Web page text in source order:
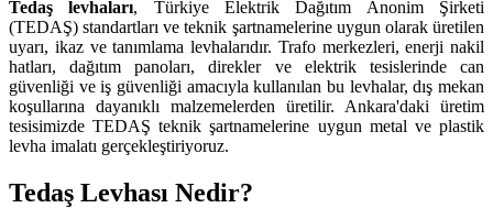
Tedaş levhaları, Türkiye Elektrik Dağıtım Anonim Şirketi
(TEDAŞ) standartları ve teknik şartnamelerine uygun olarak üretilen
uyarı, ikaz ve tanımlama levhalarıdır. Trafo merkezleri, enerji nakil
hatları, dağıtım panoları, direkler ve elektrik tesislerinde can
güvenliği ve iş güvenliği amacıyla kullanılan bu levhalar, dış mekan
koşullarına dayanıklı malzemelerden üretilir. Ankara'daki üretim
tesisimizde TEDAŞ teknik şartnamelerine uygun metal ve plastik
levha imalatı gerçekleştiriyoruz.
Tedaş Levhası Nedir?